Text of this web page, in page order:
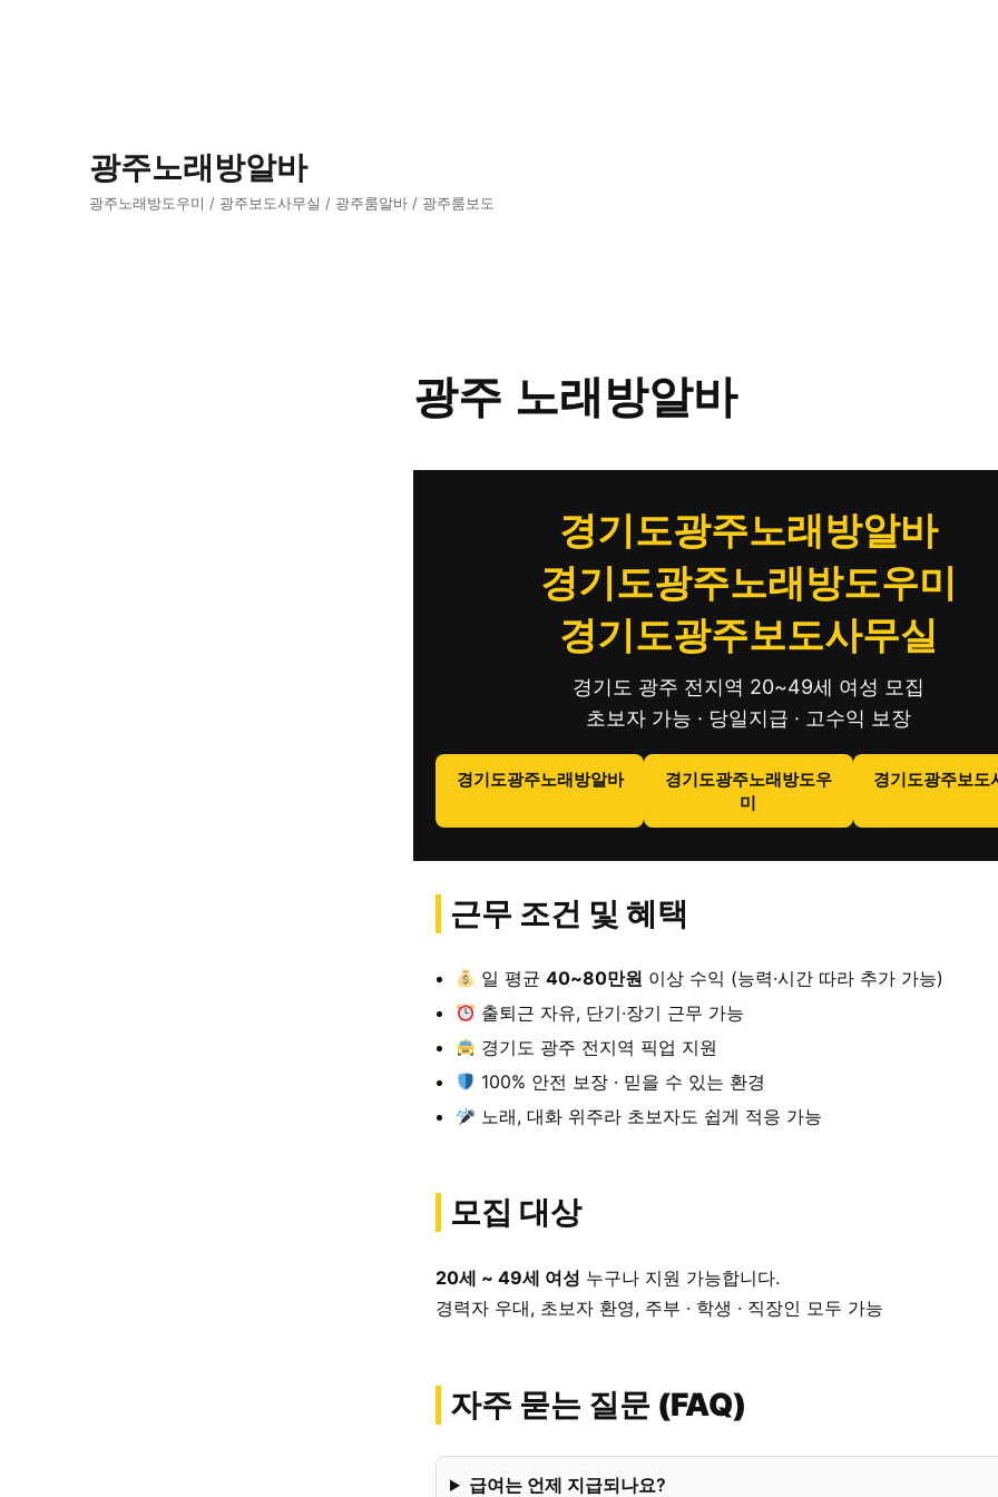
광주노래방알바
광주노래방도우미 / 광주보도사무실 / 광주룸알바 / 광주룸보도
광주 노래방알바
경기도광주노래방알바
경기도광주노래방도우미
경기도광주보도사무실
경기도 광주 전지역 20~49세 여성 모집
초보자 가능 · 당일지급 · 고수익 보장
경기도광주노래방알바
경기도광주노래방도우
미
경기도광주보도
근무 조건 및 혜택
일 평균40~80만원 이상 수익 (능력·시간 따라 추가 가능)
출퇴근 자유, 단기·장기 근무 가능
경기도 광주 전지역 픽업 지원
100% 안전 보장 · 믿을 수 있는 환경
노래, 대화 위주라 초보자도 쉽게 적응 가능
모집 대상
20세 ~ 49세 여성 누구나 지원 가능합니다.
경력자 우대, 초보자 환영, 주부 · 학생 · 직장인 모두 가능
자주 묻는 질문 (FAQ)
급여는 언제 지급되나요?